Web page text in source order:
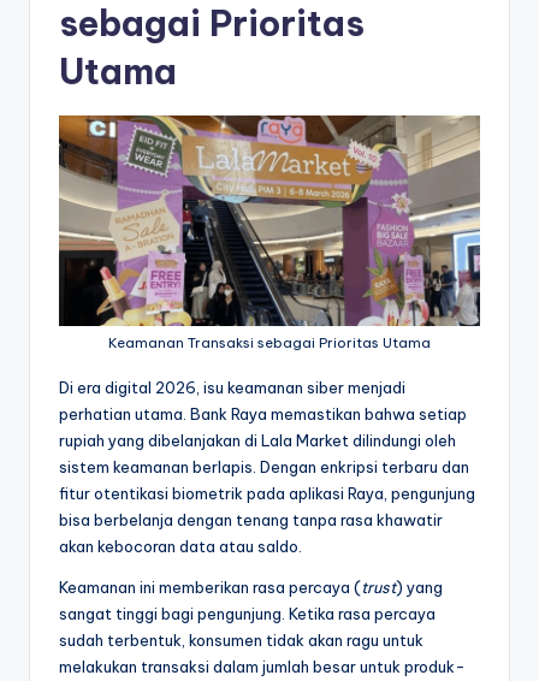
sebagai Prioritas
Utama
Keamanan Transaksi sebagai Prioritas Utama
Di era digital 2026, isu keamanan siber menjadi
perhatian utama. Bank Raya memastikan bahwa setiap
rupiah yang dibelanjakan di Lala Market dilindungi oleh
sistem keamanan berlapis. Dengan enkripsi terbaru dan
fitur otentikasi biometrik pada aplikasi Raya, pengunjung
bisa berbelanja dengan tenang tanpa rasa khawatir
akan kebocoran data atau saldo.
Keamanan ini memberikan rasa percaya (trust) yang
sangat tinggi bagi pengunjung. Ketika rasa percaya
sudah terbentuk, konsumen tidak akan ragu untuk
melakukan transaksi dalam jumlah besar untuk produk-